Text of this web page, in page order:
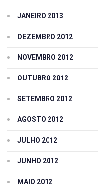
JANEIRO 2013
DEZEMBRO 2012
NOVEMBRO 2012
OUTUBRO 2012
SETEMBRO 2012
AGOSTO 2012
JULHO 2012
JUNHO 2012
MAIO 2012